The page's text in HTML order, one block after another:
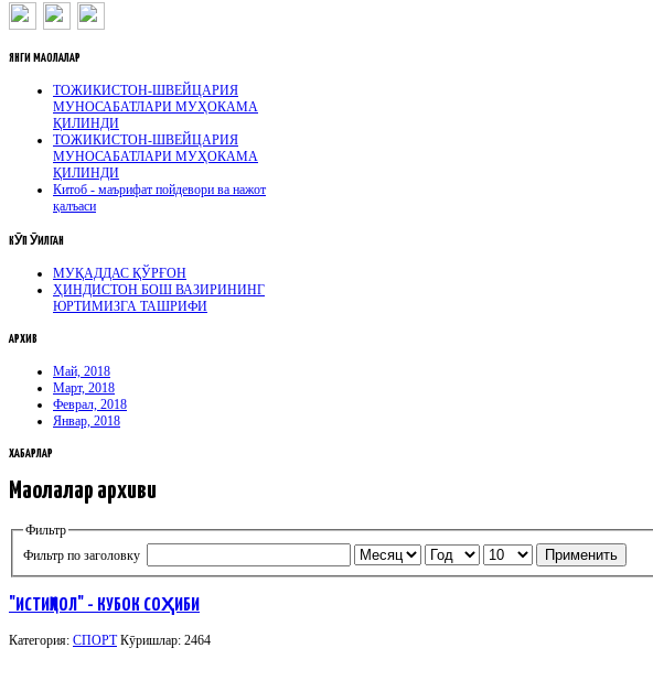
ЯНГИ МАҚОЛАЛАР
ТОЖИКИСТОН-ШВЕЙЦАРИЯ
МУНОСАБАТЛАРИ МУҲОКАМА
ҚИЛИНДИ
ТОЖИКИСТОН-ШВЕЙЦАРИЯ
МУНОСАБАТЛАРИ МУҲОКАМА
ҚИЛИНДИ
Китоб - маърифат пойдевори ва нажот
қалъаси
КӮП ӮҚИЛГАН
МУҚАДДАС ҚЎРҒОН
ҲИНДИСТОН БОШ ВАЗИРИНИНГ
ЮРТИМИЗГА ТАШРИФИ
АРХИВ
Май, 2018
Март, 2018
Феврал, 2018
Январ, 2018
ХАБАРЛАР
Мақолалар архиви
Фильтр
Фильтр по заголовку
Применить
"ИСТИҚЛОЛ" - КУБОК СОҲИБИ
Категория: СПОРТ Кӯришлар: 2464